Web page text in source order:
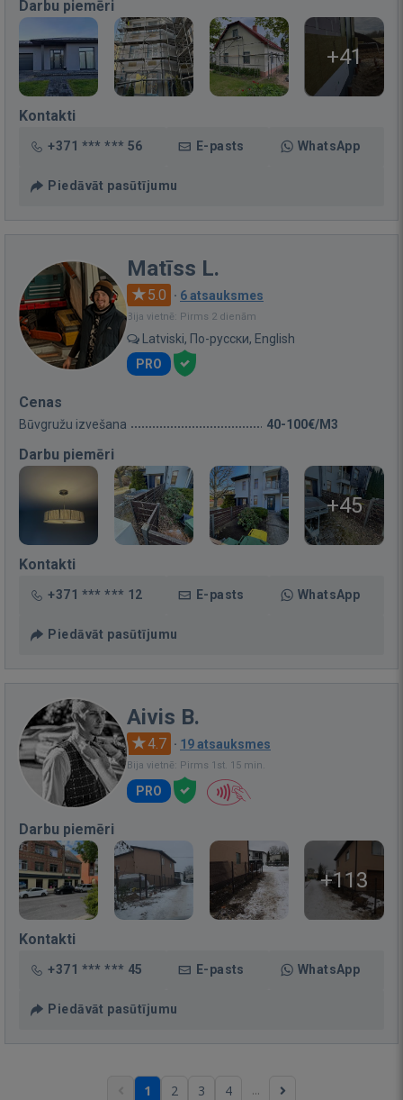
Darbu piemēri
+41
Kontakti
+371 *** *** 56 E-pasts WhatsApp
Piedāvāt pasūtījumu
Matīss L.
5.0 · 6 atsauksmes
Bija vietnē: Pirms 2 dienām
Latviski, По-русски, English
PRO
Cenas
Būvgružu izvešana 40-100€/M3
Darbu piemēri
+45
Kontakti
+371 *** *** 12 E-pasts WhatsApp
Piedāvāt pasūtījumu
Aivis B.
4.7 · 19 atsauksmes
Bija vietnē: Pirms 1st. 15 min.
PRO
Darbu piemēri
+113
Kontakti
+371 *** *** 45 E-pasts WhatsApp
Piedāvāt pasūtījumu
1 2 3 4 ...